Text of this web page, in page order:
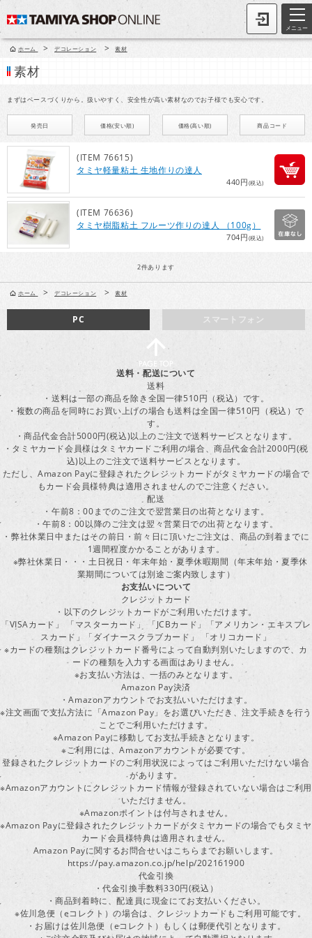
メニュー
ホーム > デコレーション > 素材
素材
まずはベースづくりから。扱いやすく、安全性が高い素材なのでお子様でも安心です。
発売日 価格(安い順) 価格(高い順) 商品コード
(ITEM 76615)
タミヤ軽量粘土 生地作りの達人
440円(税込)
(ITEM 76636)
タミヤ樹脂粘土 フルーツ作りの達人 （100g）
704円(税込)
2件あります
ホーム > デコレーション > 素材
スマートフォン
PC
送料・配送について
送料
・送料は一部の商品を除き全国一律510円（税込）です。
・複数の商品を同時にお買い上げの場合も送料は全国一律510円（税込）で
す。
・商品代金合計5000円(税込)以上のご注文で送料サービスとなります。
・タミヤカード会員様はタミヤカードご利用の場合、商品代金合計2000円(税
込)以上のご注文で送料サービスとなります。
ただし、Amazon Payに登録されたクレジットカードがタミヤカードの場合で
もカード会員様特典は適用されませんのでご注意ください。
配送
・午前8：00までのご注文で翌営業日の出荷となります。
・午前8：00以降のご注文は翌々営業日での出荷となります。
・弊社休業日中またはその前日・前々日に頂いたご注文は、商品の到着までに
1週間程度かかることがあります。
※弊社休業日・・・土日祝日・年末年始・夏季休暇期間（年末年始・夏季休
業期間については別途ご案内致します）
お支払いについて
クレジットカード
・以下のクレジットカードがご利用いただけます。
「VISAカード」 「マスターカード」 「JCBカード」「アメリカン・エキスプレ
スカード」「ダイナースクラブカード」 「オリコカード」
※カードの種類はクレジットカード番号によって自動判別いたしますので、カ
ードの種類を入力する画面はありません。
※お支払い方法は、一括のみとなります。
Amazon Pay決済
・Amazonアカウントでお支払いいただけます。
※注文画面で支払方法に「Amazon Pay」をお選びいただき、注文手続きを行う
ことでご利用いただけます。
※Amazon Payに移動してお支払手続きとなります。
※ご利用には、Amazonアカウントが必要です。
登録されたクレジットカードのご利用状況によってはご利用いただけない場合
があります。
※Amazonアカウントにクレジットカード情報が登録されていない場合はご利用
いただけません。
※Amazonポイントは付与されません。
※Amazon Payに登録されたクレジットカードがタミヤカードの場合でもタミヤ
カード会員様特典は適用されません。
Amazon Payに関するお問合せいはこちらまでお願いします。
https://pay.amazon.co.jp/help/202161900
代金引換
・代金引換手数料330円(税込）
・商品到着時に、配達員に現金にてお支払いください。
※佐川急便（eコレクト）の場合は、クレジットカードもご利用可能です。
・お届けは佐川急便（eコレクト）もしくは郵便代引となります。